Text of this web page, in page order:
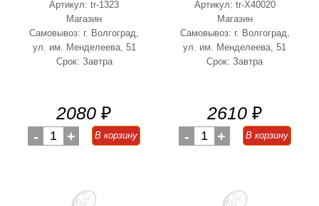
Артикул: tr-1323
Магазин
Самовывоз: г. Волгоград,
ул. им. Менделеева, 51
Срок: Завтра
2080 ₽
- 1 + В корзину
Артикул: tr-X40020
Магазин
Самовывоз: г. Волгоград,
ул. им. Менделеева, 51
Срок: Завтра
2610 ₽
- 1 + В корзину